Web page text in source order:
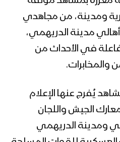
معززة بمشاهد موثقة
ومدينة، من مجاهدي
مدينة الدريهمي،
في الأحداث من
يُفرج عنها الإعلام
الجيش واللجان
ومدينة الدريهمي